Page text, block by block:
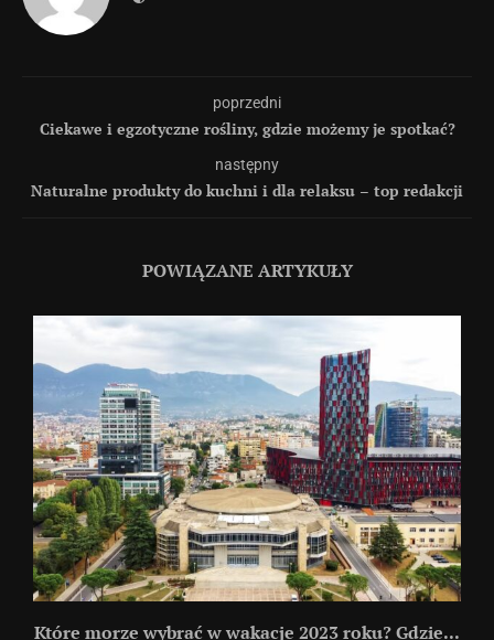
poprzedni
Ciekawe i egzotyczne rośliny, gdzie możemy je spotkać?
następny
Naturalne produkty do kuchni i dla relaksu – top redakcji
POWIĄZANE ARTYKUŁY
Które morze wybrać w wakacje 2023 roku? Gdzie...